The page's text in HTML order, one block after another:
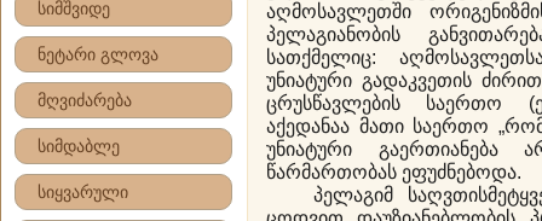
სიმშვიდე
ნეტარი გლოვა
მღვიძარება
სიმდაბლე
სიყვარული
აღმოსავლეთში
პელაგიანობის
სათქმელიც:
უნიატური გადაკვეთის
ცრუსწავლების საერთო
აქედანაა მათი საერთო
უნიატური გაერთიანება
წარმართობას ეფუძნებოდა.
პელაგიმ